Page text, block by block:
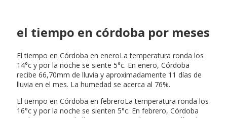
el tiempo en córdoba por meses
El tiempo en Córdoba en eneroLa temperatura ronda los
14°c y por la noche se siente 5°c. En enero, Córdoba
recibe 66,70mm de lluvia y aproximadamente 11 días de
lluvia en el mes. La humedad se acerca al 76%.
El tiempo en Córdoba en febreroLa temperatura ronda los
16°c y por la noche se sienten 5°c. En febrero, Córdoba